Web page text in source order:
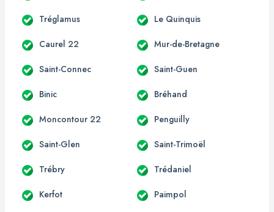
Tréglamus Le Quinquis
Caurel 22 Mur-de-Bretagne
Saint-Connec Saint-Guen
Binic Bréhand
Moncontour 22 Penguilly
Saint-Glen Saint-Trimoël
Trébry Trédaniel
Kerfot Paimpol